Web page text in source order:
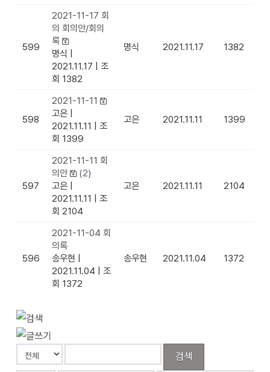
599
2021-11-17 회
의 회의안/회의
록
명식 |
2021.11.17 | 조
회 1382
명식 2021.11.17 1382
598
2021-11-11
고은 |
2021.11.11 | 조
회 1399
고은 2021.11.11 1399
597
2021-11-11 회
의안
(2)
고은 |
2021.11.11 | 조
회 2104
고은 2021.11.11 2104
596
2021-11-04 회
의록
송우현 |
2021.11.04 | 조
회 1372
송우현 2021.11.04 1372
검색